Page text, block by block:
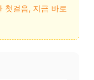
첫걸음, 지금 바로